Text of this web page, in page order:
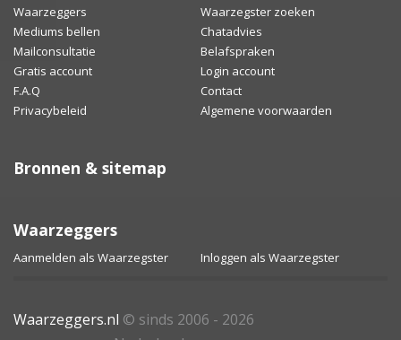
Waarzeggers
Waarzegster zoeken
Mediums bellen
Chatadvies
Mailconsultatie
Belafspraken
Gratis account
Login account
F.A.Q
Contact
Privacybeleid
Algemene voorwaarden
Bronnen & sitemap
Waarzeggers
Aanmelden als Waarzegster Inloggen als Waarzegster
Waarzeggers.nl © sinds 2006 - 2026